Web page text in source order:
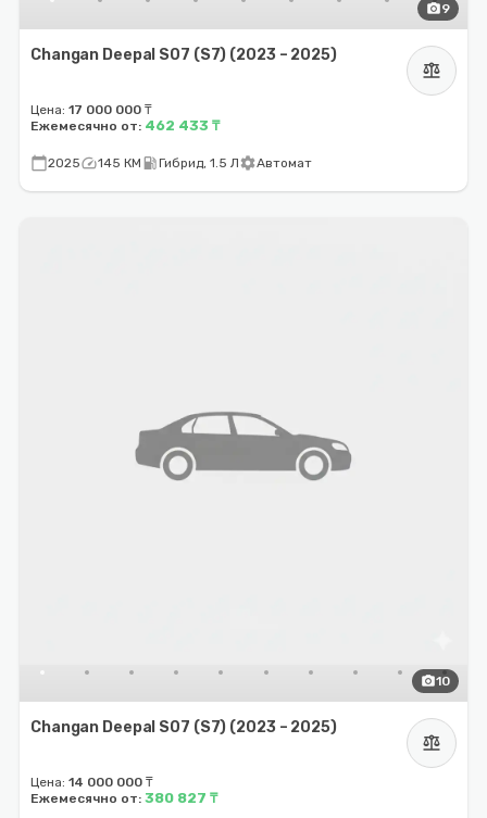
photo_camera9
Changan Deepal S07 (S7) (2023 – 2025)
balance
Цена: 17 000 000 ₸
Ежемесячно от: 462 433 ₸
calendar_today2025speed145 КМ local_gas_stationГибрид, 1.5 ЛsettingsАвтомат
photo_camera10
Changan Deepal S07 (S7) (2023 – 2025)
balance
Цена: 14 000 000 ₸
Ежемесячно от: 380 827 ₸